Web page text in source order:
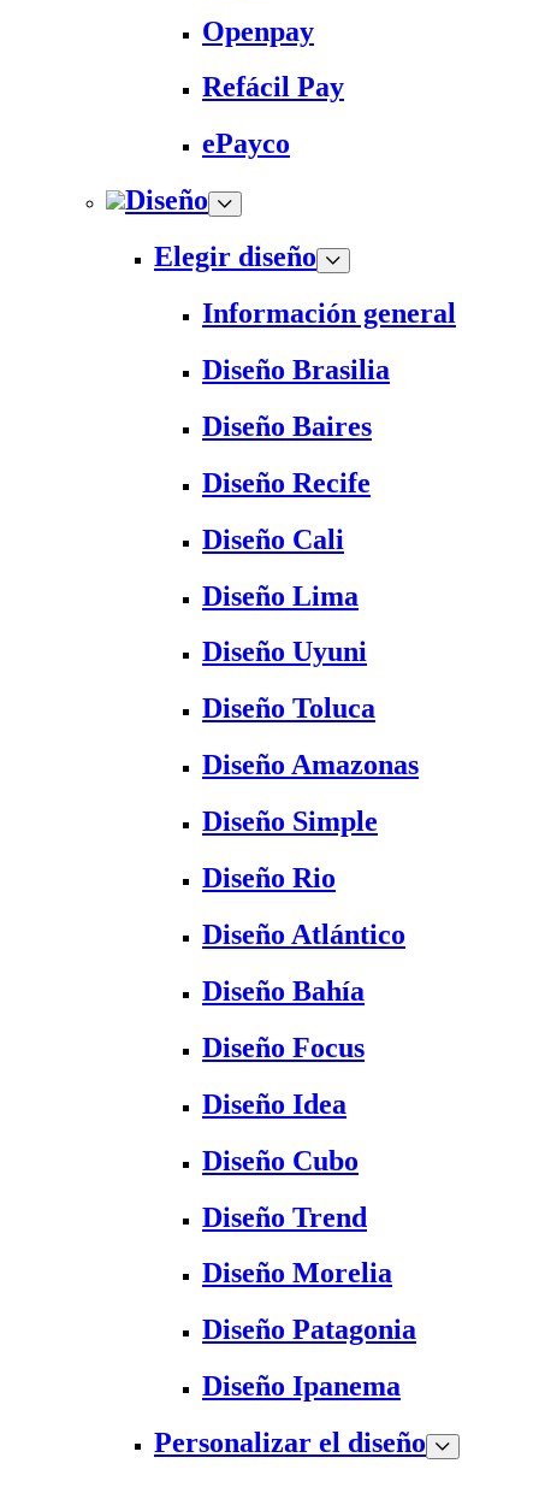
Openpay
Refácil Pay
ePayco
Diseño
Elegir diseño
Información general
Diseño Brasilia
Diseño Baires
Diseño Recife
Diseño Cali
Diseño Lima
Diseño Uyuni
Diseño Toluca
Diseño Amazonas
Diseño Simple
Diseño Rio
Diseño Atlántico
Diseño Bahía
Diseño Focus
Diseño Idea
Diseño Cubo
Diseño Trend
Diseño Morelia
Diseño Patagonia
Diseño Ipanema
Personalizar el diseño